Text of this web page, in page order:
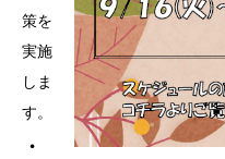
策を
実施
しま
す。
・